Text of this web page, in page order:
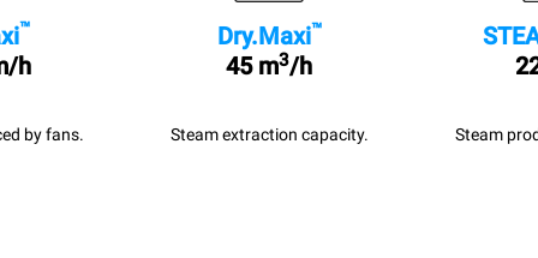
™
h
by fans.
Dry.Maxi™
45 m3/h
Steam extraction capacity. Steam